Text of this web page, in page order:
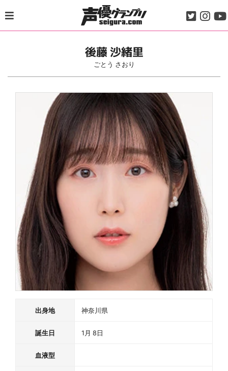
to
content
後藤 沙緒里
ごとう さおり
出身地 神奈川県
誕生日 1月 8日
血液型